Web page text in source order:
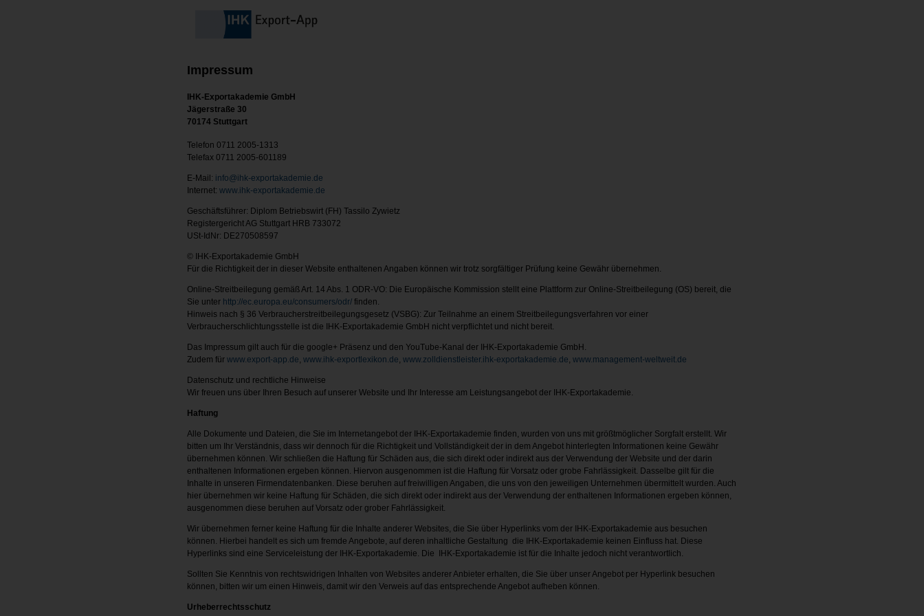
Impressum
IHK-Exportakademie GmbH
Jägerstraße 30
70174 Stuttgart
Telefon 0711 2005-1313
Telefax 0711 2005-601189
E-Mail: info@ihk-exportakademie.de
Internet: www.ihk-exportakademie.de
Geschäftsführer: Diplom Betriebswirt (FH) Tassilo Zywietz
Registergericht AG Stuttgart HRB 733072
USt-IdNr: DE270508597
© IHK-Exportakademie GmbH
Für die Richtigkeit der in dieser Website enthaltenen Angaben können wir trotz sorgfältiger Prüfung keine Gewähr übernehmen.
Online-Streitbeilegung gemäß Art. 14 Abs. 1 ODR-VO: Die Europäische Kommission stellt eine Plattform zur Online-Streitbeilegung (OS) bereit, die
Sie unter http://ec.europa.eu/consumers/odr/ finden.
Hinweis nach § 36 Verbraucherstreitbeilegungsgesetz (VSBG): Zur Teilnahme an einem Streitbeilegungsverfahren vor einer
Verbraucherschlichtungsstelle ist die IHK-Exportakademie GmbH nicht verpflichtet und nicht bereit.
Das Impressum gilt auch für die google+ Präsenz und den YouTube-Kanal der IHK-Exportakademie GmbH.
Zudem für www.export-app.de, www.ihk-exportlexikon.de, www.zolldienstleister.ihk-exportakademie.de, www.management-weltweit.de
Datenschutz und rechtliche Hinweise
Wir freuen uns über Ihren Besuch auf unserer Website und Ihr Interesse am Leistungsangebot der IHK-Exportakademie.
Haftung
Alle Dokumente und Dateien, die Sie im Internetangebot der IHK-Exportakademie finden, wurden von uns mit größtmöglicher Sorgfalt erstellt. Wir
bitten um Ihr Verständnis, dass wir dennoch für die Richtigkeit und Vollständigkeit der in dem Angebot hinterlegten Informationen keine Gewähr
übernehmen können. Wir schließen die Haftung für Schäden aus, die sich direkt oder indirekt aus der Verwendung der Website und der darin
enthaltenen Informationen ergeben können. Hiervon ausgenommen ist die Haftung für Vorsatz oder grobe Fahrlässigkeit. Dasselbe gilt für die
Inhalte in unseren Firmendatenbanken. Diese beruhen auf freiwilligen Angaben, die uns von den jeweiligen Unternehmen übermittelt wurden. Auch
hier übernehmen wir keine Haftung für Schäden, die sich direkt oder indirekt aus der Verwendung der enthaltenen Informationen ergeben können,
ausgenommen diese beruhen auf Vorsatz oder grober Fahrlässigkeit.
Wir übernehmen ferner keine Haftung für die Inhalte anderer Websites, die Sie über Hyperlinks vom der IHK-Exportakademie aus besuchen
können. Hierbei handelt es sich um fremde Angebote, auf deren inhaltliche Gestaltung die IHK-Exportakademie keinen Einfluss hat. Diese
Hyperlinks sind eine Serviceleistung der IHK-Exportakademie. Die IHK-Exportakademie ist für die Inhalte jedoch nicht verantwortlich.
Sollten Sie Kenntnis von rechtswidrigen Inhalten von Websites anderer Anbieter erhalten, die Sie über unser Angebot per Hyperlink besuchen
können, bitten wir um einen Hinweis, damit wir den Verweis auf das entsprechende Angebot aufheben können.
Urheberrechtsschutz